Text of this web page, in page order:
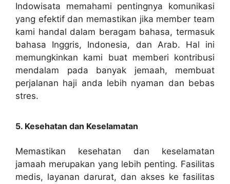
Indowisata memahami pentingnya komunikasi
yang efektif dan memastikan jika member team
kami handal dalam beragam bahasa, termasuk
bahasa Inggris, Indonesia, dan Arab. Hal ini
memungkinkan kami buat memberi kontribusi
mendalam pada banyak jemaah, membuat
perjalanan haji anda lebih nyaman dan bebas
stres.
5. Kesehatan dan Keselamatan
Memastikan kesehatan dan keselamatan
jamaah merupakan yang lebih penting. Fasilitas
medis, layanan darurat, dan akses ke fasilitas